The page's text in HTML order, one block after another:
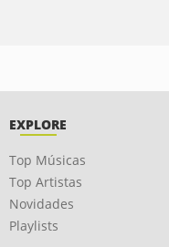
EXPLORE
Top Músicas
Top Artistas
Novidades
Playlists